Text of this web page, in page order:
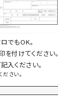
でもOK。
付けてください。
入ください。
さい。